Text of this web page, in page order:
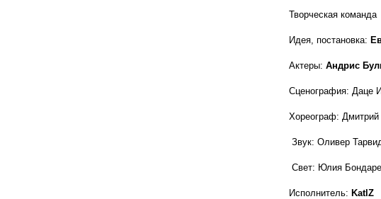
Творческая команда
Идея, постановка:
Актеры: Андрис
Сценография: Даце
Хореограф: Дмитрий
Звук: Оливер
Свет: Юлия
Исполнитель: KatlZ